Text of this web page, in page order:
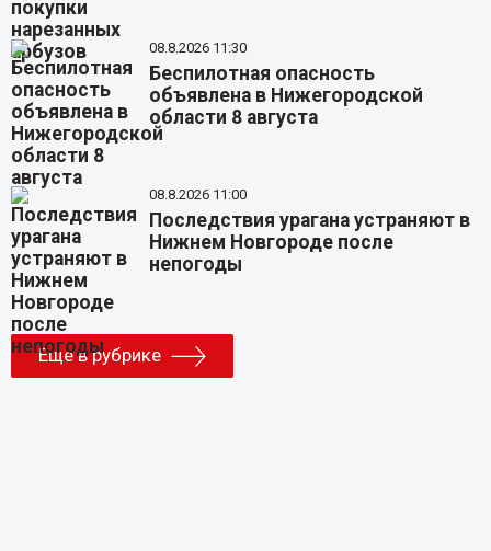
08.8.2026 11:30
Беспилотная опасность
объявлена в Нижегородской
области 8 августа
08.8.2026 11:00
Последствия урагана устраняют в
Нижнем Новгороде после
непогоды
Еще в рубрике